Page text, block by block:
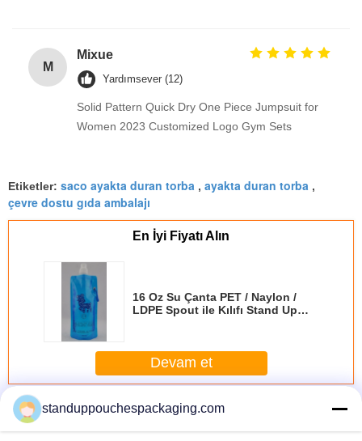
M
Mixue
Yardımsever (12)
Solid Pattern Quick Dry One Piece Jumpsuit for
Women 2023 Customized Logo Gym Sets
Etiketler: saco ayakta duran torba , ayakta duran torba ,
çevre dostu gıda ambalajı
En İyi Fiyatı Alın
16 Oz Su Çanta PET / Naylon /
LDPE Spout ile Kılıfı Stand Up
Devam et
DahaAçılıp kapanabilir Stand Up Torbalar
standuppouchespackaging.com